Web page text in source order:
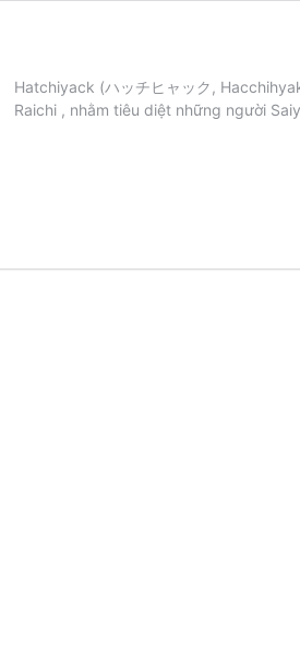
Hatchiyack (ハッチヒャック,
Raichi , nhằm tiêu diệt những người